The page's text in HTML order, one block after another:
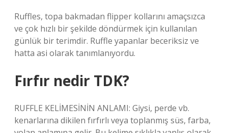
Ruffles, topa bakmadan flipper kollarını amaçsızca
ve çok hızlı bir şekilde döndürmek için kullanılan
günlük bir terimdir. Ruffle yapanlar beceriksiz ve
hatta asi olarak tanımlanıyordu.
Fırfır nedir TDK?
RUFFLE KELİMESİNİN ANLAMI: Giysi, perde vb.
kenarlarına dikilen fırfırlı veya toplanmış süs, farba,